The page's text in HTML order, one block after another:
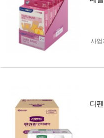
사업
디